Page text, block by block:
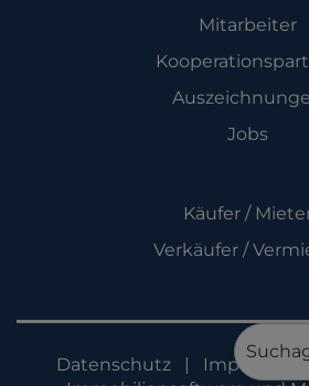
Mitarbeiter
Jobs
Käufer /
Verkäufer /
Datenschutz | Impressum